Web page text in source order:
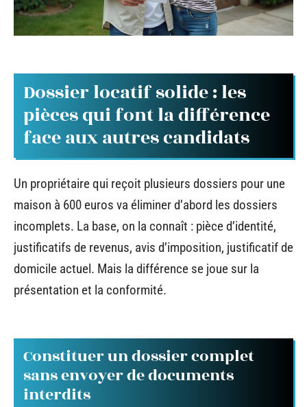
Dossier locatif solide : les
pièces qui font la différence
face aux autres candidats
Un propriétaire qui reçoit plusieurs dossiers pour une
maison à 600 euros va éliminer d’abord les dossiers
incomplets. La base, on la connaît : pièce d’identité,
justificatifs de revenus, avis d’imposition, justificatif de
domicile actuel. Mais la différence se joue sur la
présentation et la conformité.
Constituer un dossier complet
sans envoyer de documents
interdits